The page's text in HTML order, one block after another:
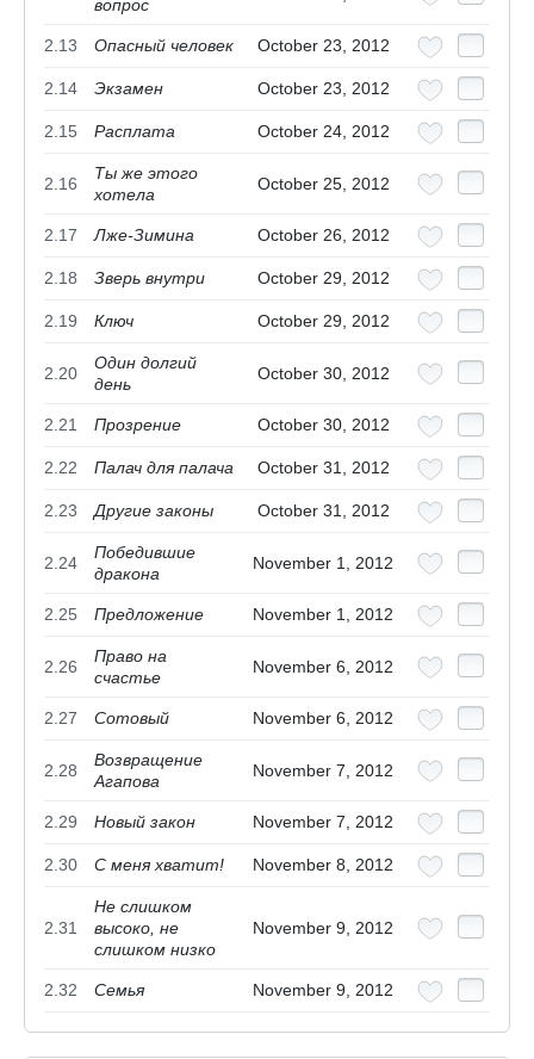
вопрос
2.13 Опасный человек October 23, 2012
2.14 Экзамен October 23, 2012
2.15 Расплата October 24, 2012
2.16
Ты же этого
хотела
October 25, 2012
2.17 Лже-Зимина October 26, 2012
2.18 Зверь внутри October 29, 2012
2.19 Ключ October 29, 2012
2.20
Один долгий
день
October 30, 2012
2.21 Прозрение October 30, 2012
2.22 Палач для палача October 31, 2012
2.23 Другие законы October 31, 2012
2.24
Победившие
дракона
November 1, 2012
2.25 Предложение November 1, 2012
2.26
Право на
счастье
November 6, 2012
2.27 Сотовый November 6, 2012
2.28
Возвращение
Агапова
November 7, 2012
2.29 Новый закон November 7, 2012
2.30 С меня хватит! November 8, 2012
2.31
Не слишком
высоко, не
слишком низко
November 9, 2012
2.32 Семья November 9, 2012